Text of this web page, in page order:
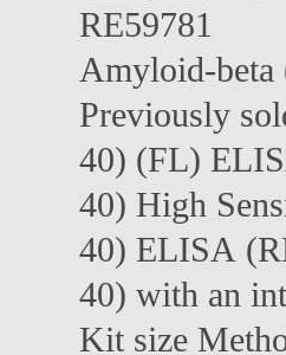
RE59781
Amyloid-
Previously
40) (FL)
40) High
40) ELISA
40) with an
Kit size